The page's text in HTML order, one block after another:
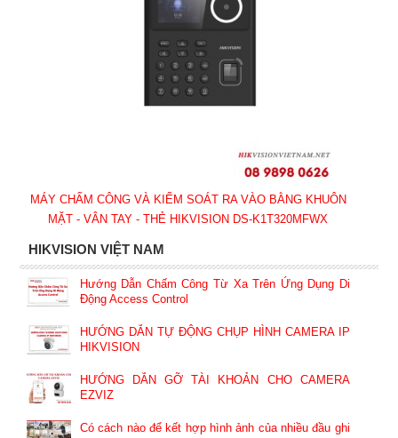
MÁY CHẤM CÔNG VÀ KIỂM SOÁT RA VÀO BẰNG KHUÔN
MẶT - VÂN TAY - THẺ HIKVISION DS-K1T320MFWX
HIKVISION VIỆT NAM
Hướng Dẫn Chấm Công Từ Xa Trên Ứng Dụng Di
Động Access Control
HƯỚNG DẪN TỰ ĐỘNG CHỤP HÌNH CAMERA IP
HIKVISION
HƯỚNG DẪN GỠ TÀI KHOẢN CHO CAMERA
EZVIZ
Có cách nào để kết hợp hình ảnh của nhiều đầu ghi